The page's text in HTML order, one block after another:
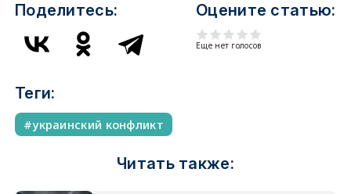
Поделитесь: Оцените статью:
Еще нет голосов
Теги:
украинский конфликт
Читать также: